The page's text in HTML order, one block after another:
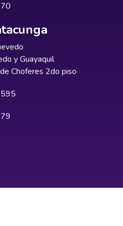
y Guayaquil
Choferes 2do piso